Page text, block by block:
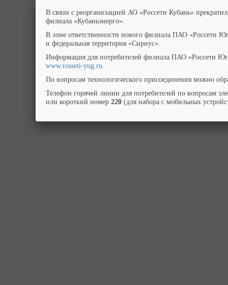
В связи с реорганизацией АО «Россети Кубань»
филиала «Кубаньэнерго».
В зоне ответственности нового филиала ПАО «Россети
и федеральная территория «Сириус».
Информация для потребителей филиала ПАО «Россети
www.rosseti-yug.ru.
По вопросам технологического присоединения можно
Телефон горячей линии для потребителей по вопросам
или короткий номер 220 (для набора с мобильных